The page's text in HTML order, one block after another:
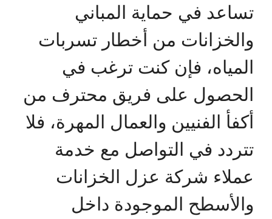
تساعد في حماية المباني
والخزانات من أخطار تسربات
المياه، فإن كنت ترغب في
الحصول على فريق محترف من
أكفأ الفنيين والعمال المهرة، فلا
تتردد في التواصل مع خدمة
عملاء شركة عزل الخزانات
والأسطح الموجودة داخل